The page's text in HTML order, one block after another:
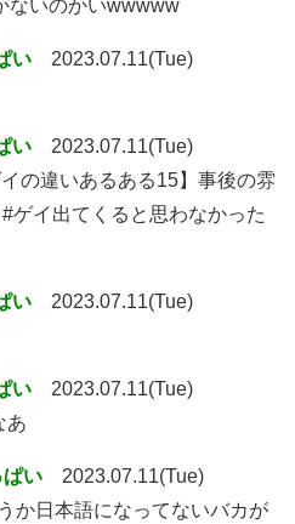
ないのかいwwwww
い
2023.07.11(Tue)
い
2023.07.11(Tue)
の違いあるある15】事後の雰
ゲイ出てくると思わなかった
い
2023.07.11(Tue)
い
2023.07.11(Tue)
あ
ぱい
2023.07.11(Tue)
か日本語になってないバカが